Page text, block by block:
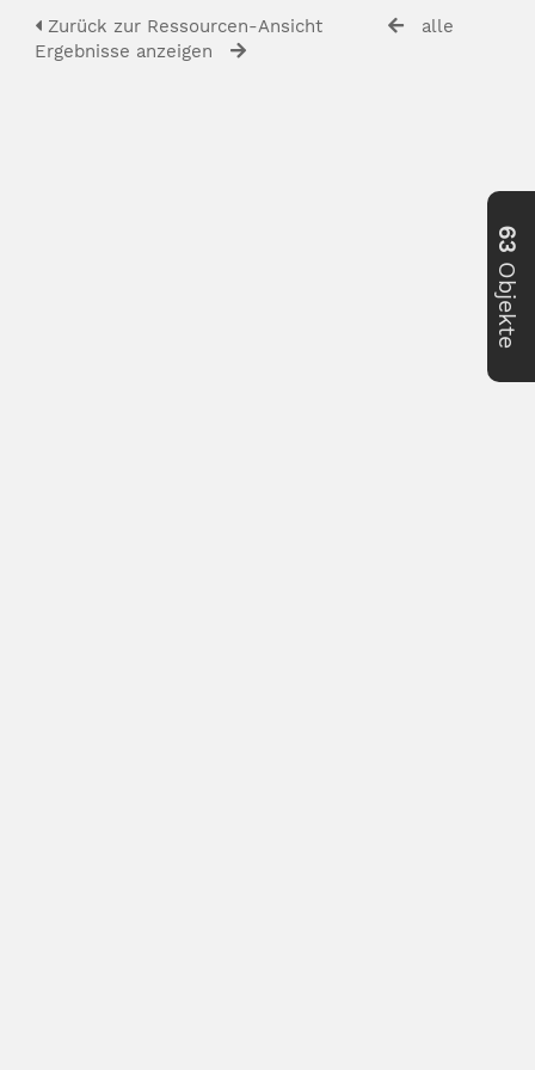
Zurück zur Ressourcen-Ansicht
alle
Ergebnisse anzeigen
63
Objekte